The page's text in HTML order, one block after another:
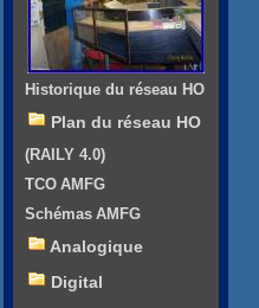
Historique du réseau HO
Plan du réseau HO
(RAILY 4.0)
TCO AMFG
Schémas AMFG
Analogique
Digital